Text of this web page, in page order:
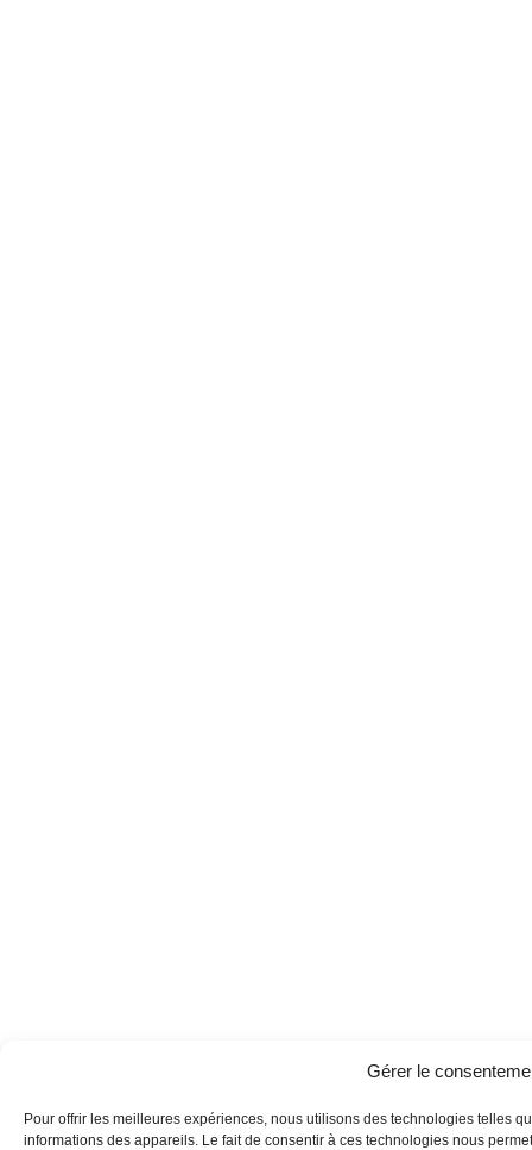
Gérer le
Pour offrir les meilleures expériences, nous utilisons des technologies telles
informations des appareils. Le fait de consentir à ces technologies nous